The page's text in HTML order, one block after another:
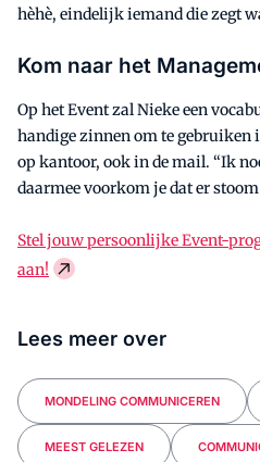
hèhè, eindelijk iemand die zegt
Kom naar het
Op het Event zal Nieke een
handige zinnen om te
op kantoor, ook in de mail. “Ik
daarmee voorkom je dat er
Stel jouw persoonlijke Event-
aan!
Lees meer over
MONDELING COMMUNICEREN
MEEST GELEZEN